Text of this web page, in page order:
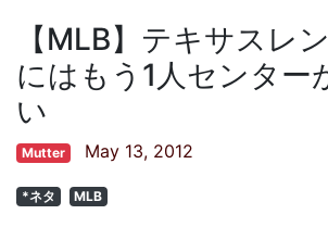
【MLB】テキサスレ
にはもう1人センター
い
Mutter May 13, 2012
*ネタ MLB